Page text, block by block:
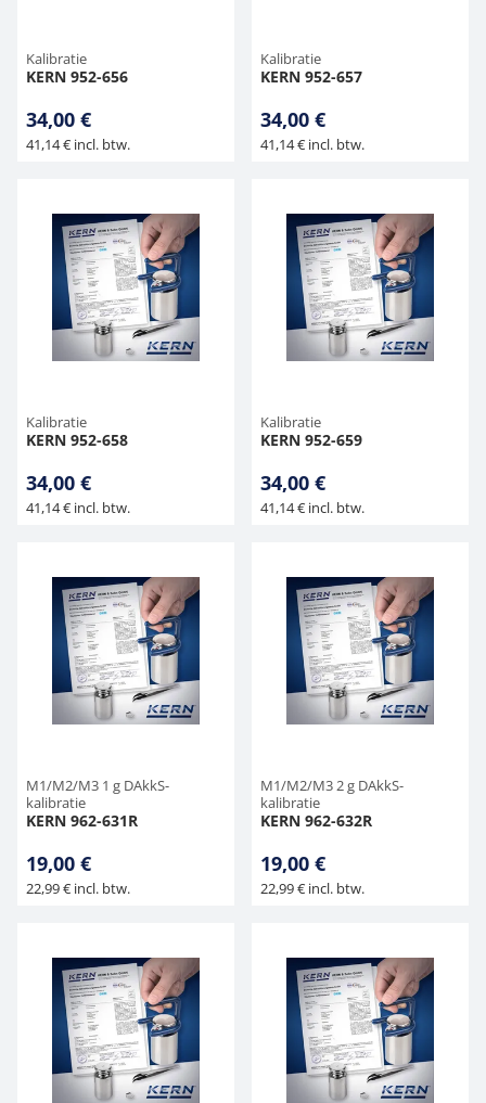
Kalibratie
KERN 952-656
34,00 €
41,14 € incl. btw.
Kalibratie
KERN 952-657
34,00 €
41,14 € incl. btw.
Kalibratie
KERN 952-658
34,00 €
41,14 € incl. btw.
Kalibratie
KERN 952-659
34,00 €
41,14 € incl. btw.
M1/M2/M3 1 g DAkkS-
kalibratie
KERN 962-631R
19,00 €
22,99 € incl. btw.
M1/M2/M3 2 g DAkkS-
kalibratie
KERN 962-632R
19,00 €
22,99 € incl. btw.